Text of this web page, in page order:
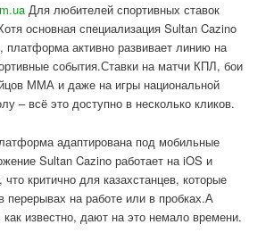
Для любителей спортивных ставок
основная специализация Sultan Cazino
платформа активно развивает линию на
события.Ставки на матчи КПЛ, бои
ММА и даже на игры национальной
– всё это доступно в несколько кликов.
адаптирована под мобильные
Sultan Cazino работает на iOS и
что критично для казахстанцев, которые
перерывах на работе или в пробках.А
известно, дают на это немало времени.